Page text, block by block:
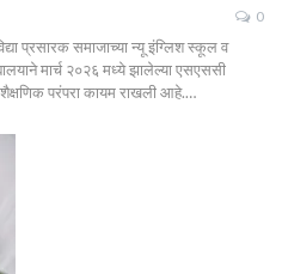
0
प्रसारक समाजाच्या न्यू इंग्लिश स्कूल व
मार्च २०२६ मध्ये झालेल्या एसएससी
परंपरा कायम राखली आहे.…